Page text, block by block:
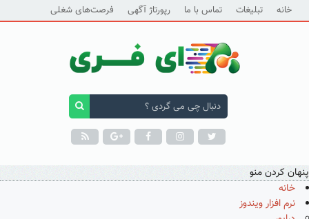
خانه تبلیغات تماس با ما رپورتاژ آگهی فرصت‌های شغلی
پنهان کردن منو
خانه
نرم افزار ویندوز